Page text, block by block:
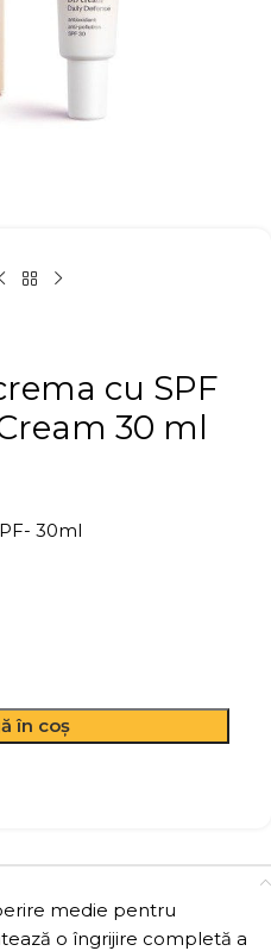
cu SPF
30 ml
30ml
în coș
medie pentru
o îngrijire completă a